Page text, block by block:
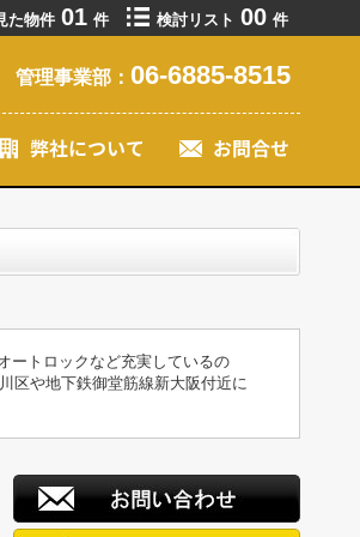
た物件 01 件 検討リスト 00 件
管理事業部： 06-6885-8515
ートロックなど充実しているの
区や地下鉄御堂筋線新大阪付近に